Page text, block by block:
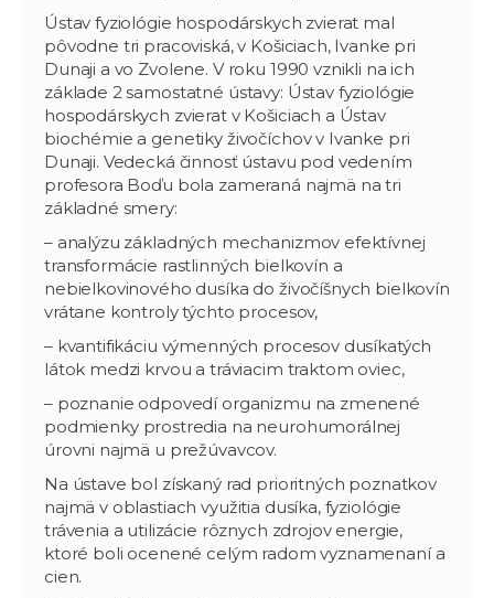
Ústav fyziológie hospodárskych zvierat mal
pôvodne tri pracoviská, v Košiciach, Ivanke pri
Dunaji a vo Zvolene. V roku 1990 vznikli na ich
základe 2 samostatné ústavy: Ústav fyziológie
hospodárskych zvierat v Košiciach a Ústav
biochémie a genetiky živočíchov v Ivanke pri
Dunaji. Vedecká činnosť ústavu pod vedením
profesora Boďu bola zameraná najmä na tri
základné smery:
– analýzu základných mechanizmov efektívnej
transformácie rastlinných bielkovín a
nebielkovinového dusíka do živočíšnych bielkovín
vrátane kontroly týchto procesov,
– kvantifikáciu výmenných procesov dusíkatých
látok medzi krvou a tráviacim traktom oviec,
– poznanie odpovedí organizmu na zmenené
podmienky prostredia na neurohumorálnej
úrovni najmä u prežúvavcov.
Na ústave bol získaný rad prioritných poznatkov
najmä v oblastiach využitia dusíka, fyziológie
trávenia a utilizácie rôznych zdrojov energie,
ktoré boli ocenené celým radom vyznamenaní a
cien.